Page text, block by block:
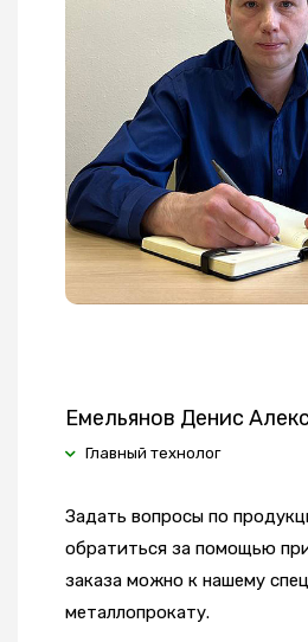
Емельянов Денис
Главный технолог
Задать вопросы по
обратиться за помощью
заказа можно к нашему
металлопрокату.